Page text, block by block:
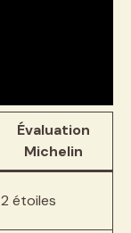
Évaluation
Michelin
2 étoiles